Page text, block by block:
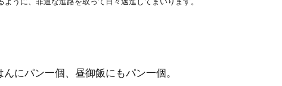
んにパン一個、昼御飯にもパン一個。